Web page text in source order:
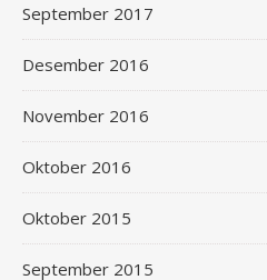
September 2017
Desember 2016
November 2016
Oktober 2016
Oktober 2015
September 2015